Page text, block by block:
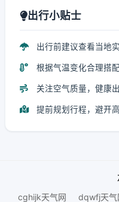
出行小贴士
出行前建议查看当地
根据气温变化合理搭
关注空气质量，健康
提前规划行程，避开
cghijk天气网
dqwfj天气